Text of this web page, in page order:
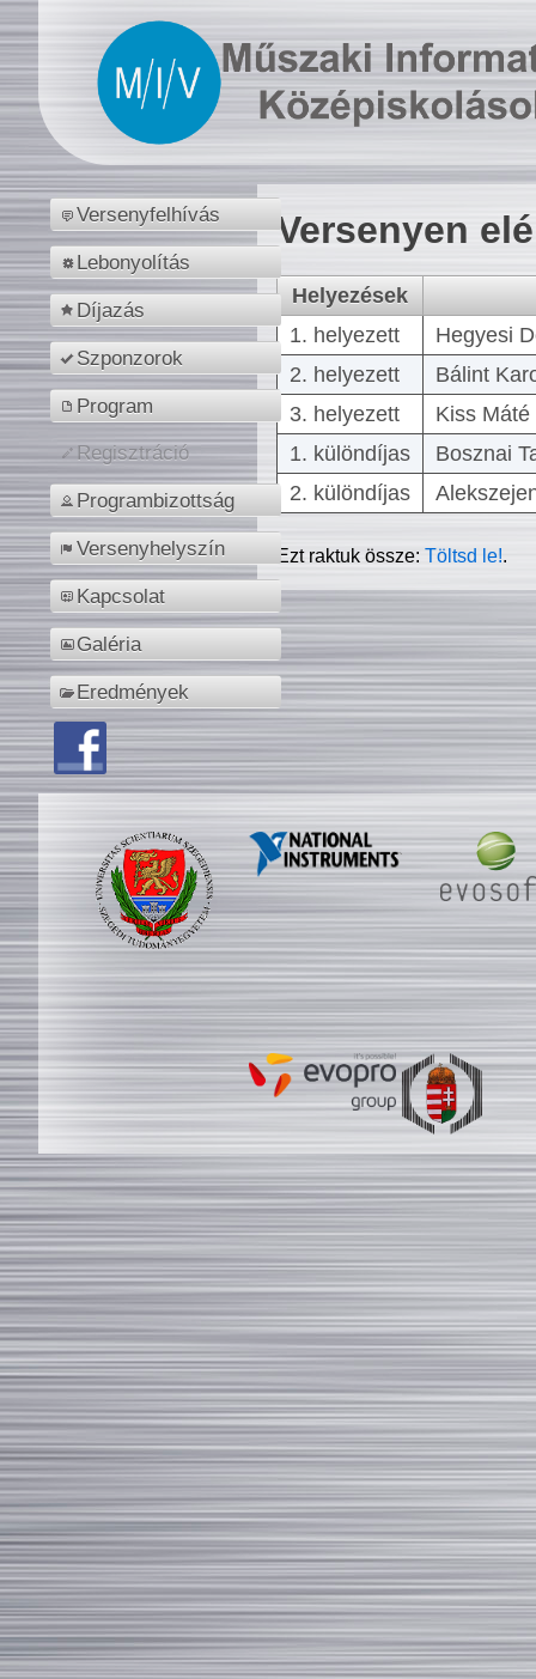
Versenyfelhívás
Lebonyolítás
Díjazás
Szponzorok
Program
Regisztráció
Programbizottság
Versenyhelyszín
Kapcsolat
Galéria
Eredmények
Versenyen
Helyezések
1. helyezett
Hegyesi
2. helyezett
Bálint
3. helyezett
Kiss
1. különdíjas
Bosznai
2. különdíjas
Ezt raktuk össze:Töltsd le!.